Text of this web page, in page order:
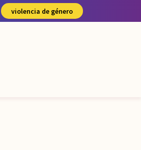
violencia de género